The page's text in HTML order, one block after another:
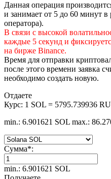
Данная операция
и занимает от 5 до 60 минут в
оператора).
В связи с высокой
каждые 5 секунд и
на бирже Binance.
Время для отправки
после этого времени заявка
необходимо создать новую.
Отдаете
Курс: 1 SOL = 5795.739936
min.: 6.901621 SOL max.:
Сумма*:
min.: 6.901621 SOL